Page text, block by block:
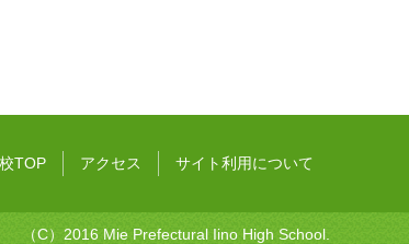
TOP アクセス サイト利用について
（C）2016 Mie Prefectural Iino High School.